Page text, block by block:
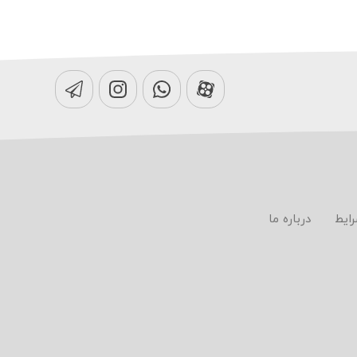
درباره ما